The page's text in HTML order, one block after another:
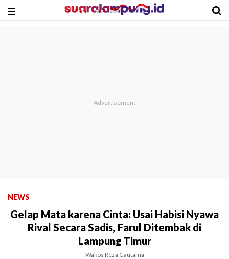
NEWS
Gelap Mata karena Cinta: Usai Habisi Nyawa
Rival Secara Sadis, Farul Ditembak di
Lampung Timur
Wakos Reza Gautama